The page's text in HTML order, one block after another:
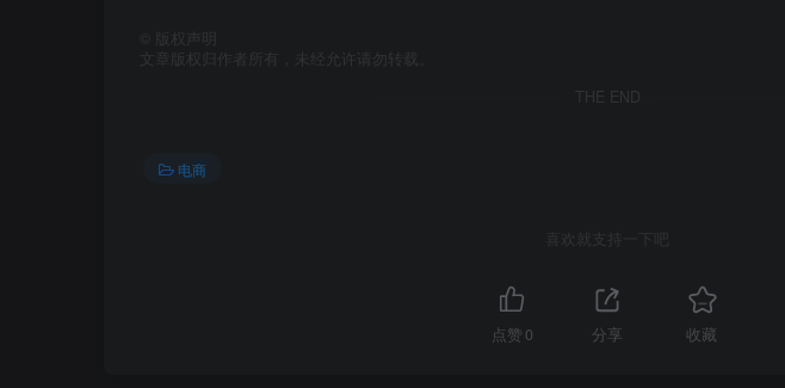
版权声明
文章版权归作者所有，未经允许请勿转载。
THE END
电商
喜欢就支持一下吧
点赞 0 分享 收藏